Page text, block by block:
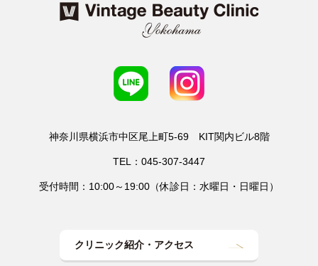
神奈川県横浜市中区尾上町5-69 KIT関内ビル8階
TEL：045-307-3447
受付時間：10:00～19:00（休診日：水曜日・日曜日）
クリニック紹介・アクセス